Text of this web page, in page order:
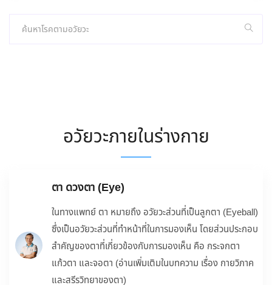
อวัยวะภายในร่างกาย
ตา ดวงตา (Eye)
ในทางแพทย์ ตา หมายถึง อวัยวะส่วนที่เป็นลูกตา (Eyeball)
ซึ่งเป็นอวัยวะส่วนที่ทำหน้าที่ในการมองเห็น โดยส่วนประกอบ
สำคัญของตาที่เกี่ยวข้องกับการมองเห็น คือ กระจกตา
แก้วตา และจอตา (อ่านเพิ่มเติมในบทความ เรื่อง กายวิภาค
และสรีรวิทยาของตา)